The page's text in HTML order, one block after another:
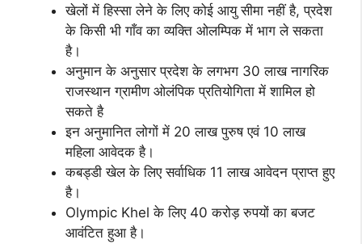
खेलों में हिस्सा लेने के लिए कोई आयु सीमा नहीं है, प्रदेश
के किसी भी गाँव का व्यक्ति ओलम्पिक में भाग ले सकता
है।
अनुमान के अनुसार प्रदेश के लगभग 30 लाख नागरिक
राजस्थान ग्रामीण ओलंपिक प्रतियोगिता में शामिल हो
सकते है
इन अनुमानित लोगों में 20 लाख पुरुष एवं 10 लाख
महिला आवेदक है।
कबड्डी खेल के लिए सर्वाधिक 11 लाख आवेदन प्राप्त हुए
है।
Olympic Khel के लिए 40 करोड़ रुपयों का बजट
आवंटित हुआ है।